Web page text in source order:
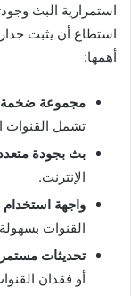
استمرارية البث
استطاع أن يثبت
أهمها:
مجموعة ضخمة
تشمل القنوات
بث بجودة
الإنترنت.
واجهة
القنوات
تحديثات
أو فقدان